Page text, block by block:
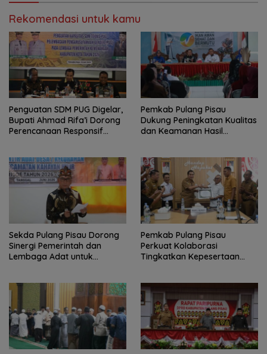
Rekomendasi untuk kamu
Penguatan SDM PUG Digelar,
Bupati Ahmad Rifa’i Dorong
Perencanaan Responsif
Pemkab Pulang Pisau
Dukung Peningkatan Kualitas
dan Keamanan Hasil
Sekda Pulang Pisau Dorong
Sinergi Pemerintah dan
Lembaga Adat untuk
Pemkab Pulang Pisau
Perkuat Kolaborasi
Tingkatkan Kepesertaan